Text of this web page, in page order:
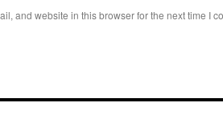
and website in this browser for the next time I